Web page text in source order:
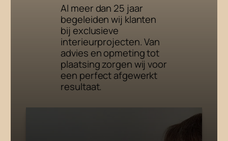
Al meer dan 25 jaar
begeleiden wij klanten
bij exclusieve
interieurprojecten. Van
advies en opmeting tot
plaatsing zorgen wij voor
een perfect afgewerkt
resultaat.